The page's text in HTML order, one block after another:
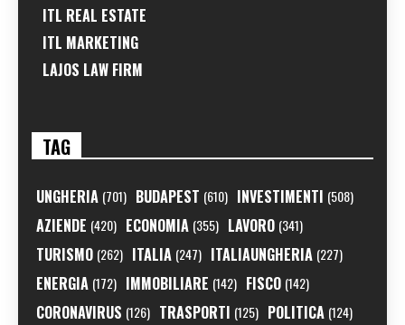
ITL REAL ESTATE
ITL MARKETING
LAJOS LAW FIRM
TAG
UNGHERIA (701) BUDAPEST (610) INVESTIMENTI (508)
AZIENDE (420) ECONOMIA (355) LAVORO (341)
TURISMO (262) ITALIA (247) ITALIAUNGHERIA (227)
ENERGIA (172) IMMOBILIARE (142) FISCO (142)
CORONAVIRUS (126) TRASPORTI (125) POLITICA (124)